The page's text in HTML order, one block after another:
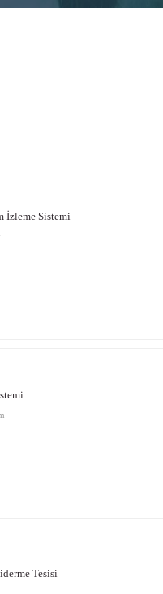
İzleme Sistemi
Tesisi